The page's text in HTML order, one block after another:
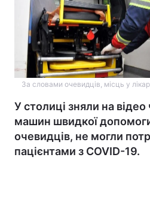
За словами очевидців, місць у
У столиці зняли на відео
машин швидкої
очевидців, не могли
пацієнтами з COVID-19.